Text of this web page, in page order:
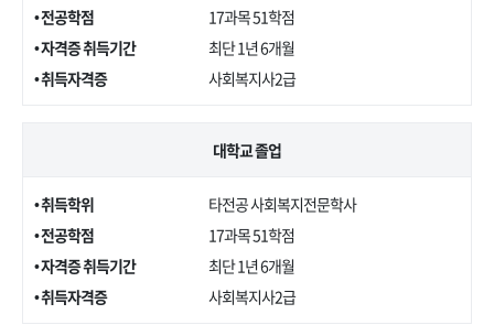
• 전공학점
17과목 51학점
• 자격증 취득기간
최단 1년 6개월
• 취득자격증
사회복지사2급
대학교 졸업
• 취득학위
타전공 사회복지전문학사
• 전공학점
17과목 51학점
• 자격증 취득기간
최단 1년 6개월
• 취득자격증
사회복지사2급